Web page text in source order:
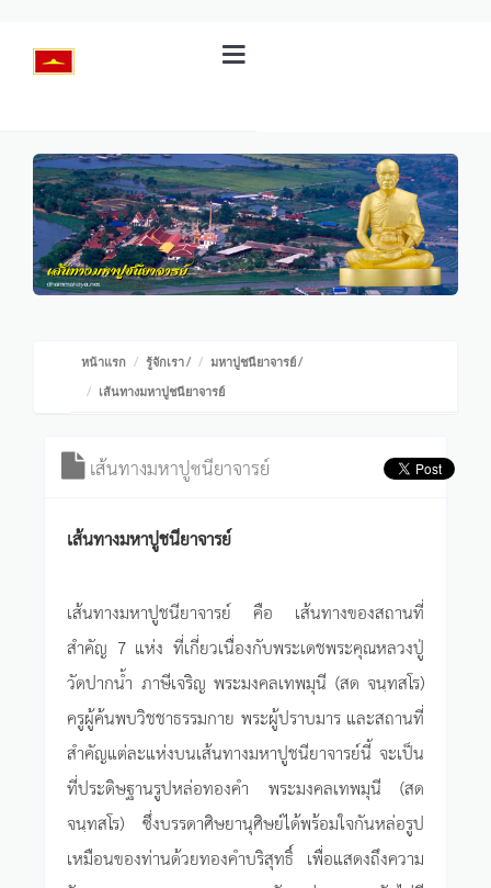
หน้าแรก รู้จักเรา/ มหาปูชนียาจารย์/
เส้นทางมหาปูชนียาจารย์
เส้นทางมหาปูชนียาจารย์
เส้นทางมหาปูชนียาจารย์
เส้นทางมหาปูชนียาจารย์ คือ เส้นทางของสถานที่
สำคัญ 7 แห่ง ที่เกี่ยวเนื่องกับพระเดชพระคุณหลวงปู่
วัดปากน้ำ ภาษีเจริญ พระมงคลเทพมุนี (สด จนฺทสโร)
ครูผู้ค้นพบวิชชาธรรมกาย พระผู้ปราบมาร และสถานที่
สำคัญแต่ละแห่งบนเส้นทางมหาปูชนียาจารย์นี้ จะเป็น
ที่ประดิษฐานรูปหล่อทองคำ พระมงคลเทพมุนี (สด
จนฺทสโร) ซึ่งบรรดาศิษยานุศิษย์ได้พร้อมใจกันหล่อรูป
เหมือนของท่านด้วยทองคำบริสุทธิ์ เพื่อแสดงถึงความ